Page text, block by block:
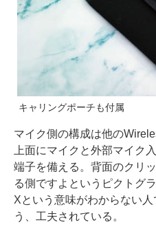
キャリングポーチも付属
マイク側の構成は他の
上面にマイクと外部マイク
端子を備える。背面のクリ
る側ですよというピクトグ
Xという意味がわからない
う、工夫されている。